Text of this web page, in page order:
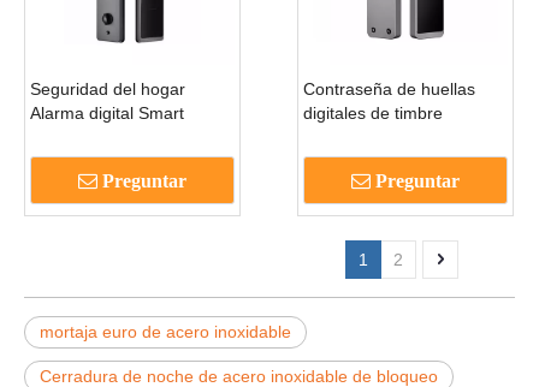
Seguridad del hogar
Alarma digital Smart
con tecla mecánica-
DDDL008Preguntar
Contraseña de huellas
digitales de timbre
puerta de oficina
inteligente bloqueo-
dddl007
Preguntar
1 2
mortaja euro de acero inoxidable
Cerradura de noche de acero inoxidable de bloqueo